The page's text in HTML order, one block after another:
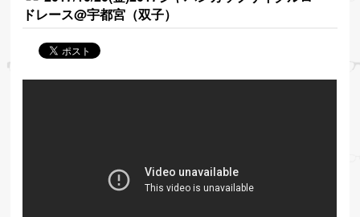
ドレース@宇都宮（双子）